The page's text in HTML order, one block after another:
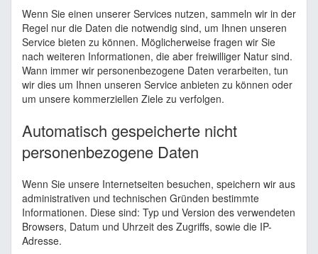
Wenn Sie einen unserer Services nutzen, sammeln wir in der
Regel nur die Daten die notwendig sind, um Ihnen unseren
Service bieten zu können. Möglicherweise fragen wir Sie
nach weiteren Informationen, die aber freiwilliger Natur sind.
Wann immer wir personenbezogene Daten verarbeiten, tun
wir dies um Ihnen unseren Service anbieten zu können oder
um unsere kommerziellen Ziele zu verfolgen.
Automatisch gespeicherte nicht
personenbezogene Daten
Wenn Sie unsere Internetseiten besuchen, speichern wir aus
administrativen und technischen Gründen bestimmte
Informationen. Diese sind: Typ und Version des verwendeten
Browsers, Datum und Uhrzeit des Zugriffs, sowie die IP-
Adresse.